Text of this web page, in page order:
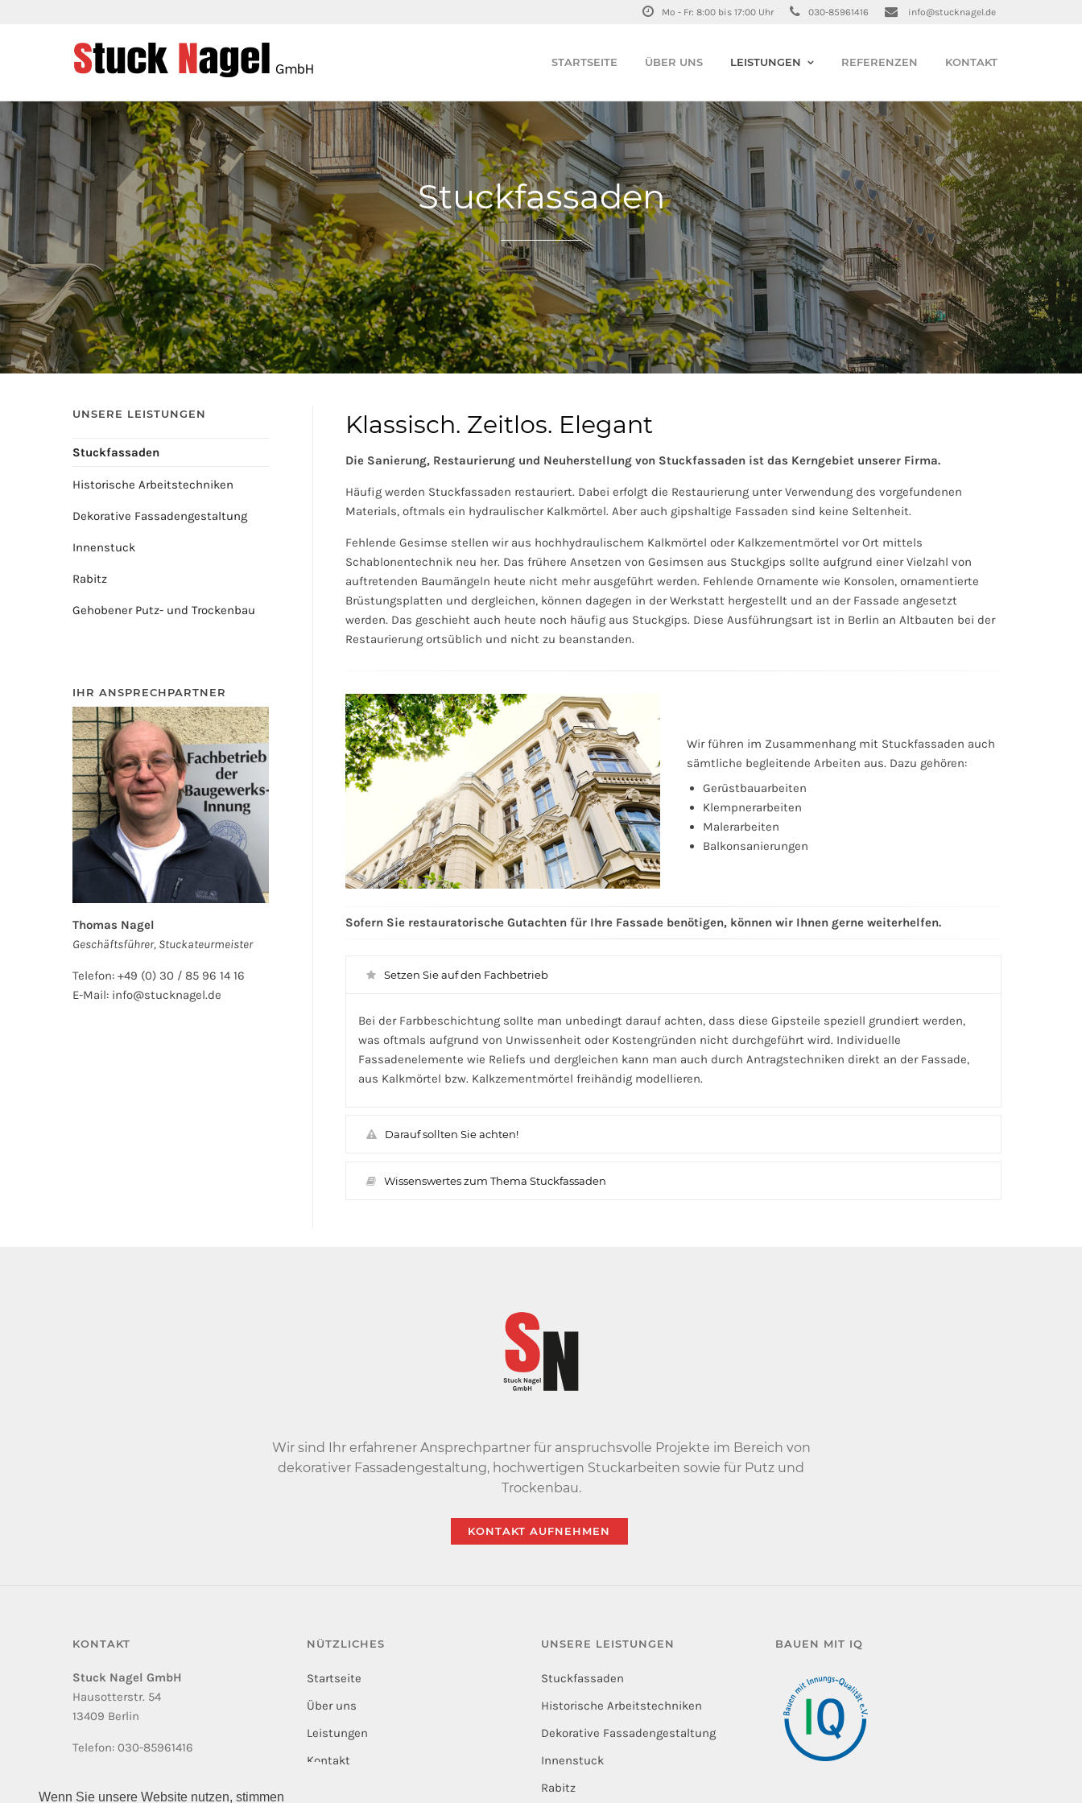
Wenn Sie unsere Website nutzen, stimmen
Mo - Fr: 8:00 bis 17:00 Uhr 030-85961416 info@stucknagel.de
STARTSEITE ÜBER UNS LEISTUNGEN REFERENZEN KONTAKT
Stuckfassaden
UNSERE LEISTUNGEN
Stuckfassaden
Historische Arbeitstechniken
Dekorative Fassadengestaltung
Innenstuck
Rabitz
Gehobener Putz- und Trockenbau
IHR ANSPRECHPARTNER
Thomas Nagel
Geschäftsführer, Stuckateurmeister
Telefon: +49 (0) 30 / 85 96 14 16
E-Mail: info@stucknagel.de
Klassisch. Zeitlos. Elegant
Die Sanierung, Restaurierung und Neuherstellung von Stuckfassaden ist das Kerngebiet unserer Firma.
Häufig werden Stuckfassaden restauriert. Dabei erfolgt die Restaurierung unter Verwendung des vorgefundenen
Materials, oftmals ein hydraulischer Kalkmörtel. Aber auch gipshaltige Fassaden sind keine Seltenheit.
Fehlende Gesimse stellen wir aus hochhydraulischem Kalkmörtel oder Kalkzementmörtel vor Ort mittels
Schablonentechnik neu her. Das frühere Ansetzen von Gesimsen aus Stuckgips sollte aufgrund einer Vielzahl von
auftretenden Baumängeln heute nicht mehr ausgeführt werden. Fehlende Ornamente wie Konsolen, ornamentierte
Brüstungsplatten und dergleichen, können dagegen in der Werkstatt hergestellt und an der Fassade angesetzt
werden. Das geschieht auch heute noch häufig aus Stuckgips. Diese Ausführungsart ist in Berlin an Altbauten bei der
Restaurierung ortsüblich und nicht zu beanstanden.
Wir führen im Zusammenhang mit Stuckfassaden auch
sämtliche begleitende Arbeiten aus. Dazu gehören:
Gerüstbauarbeiten
Klempnerarbeiten
Malerarbeiten
Balkonsanierungen
Sofern Sie restauratorische Gutachten für Ihre Fassade benötigen, können wir Ihnen gerne weiterhelfen.
Setzen Sie auf den Fachbetrieb
Bei der Farbbeschichtung sollte man unbedingt darauf achten, dass diese Gipsteile speziell grundiert werden,
was oftmals aufgrund von Unwissenheit oder Kostengründen nicht durchgeführt wird. Individuelle
Fassadenelemente wie Reliefs und dergleichen kann man auch durch Antragstechniken direkt an der Fassade,
aus Kalkmörtel bzw. Kalkzementmörtel freihändig modellieren.
Darauf sollten Sie achten!
Wissenswertes zum Thema Stuckfassaden
Wir sind Ihr erfahrener Ansprechpartner für anspruchsvolle Projekte im Bereich von
dekorativer Fassadengestaltung, hochwertigen Stuckarbeiten sowie für Putz und
Trockenbau.
KONTAKT AUFNEHMEN
KONTAKT
Stuck Nagel GmbH
Hausotterstr. 54
13409 Berlin
Telefon: 030-85961416
NÜTZLICHES
Startseite
Über uns
Leistungen
Kontakt
UNSERE LEISTUNGEN
Stuckfassaden
Historische Arbeitstechniken
Dekorative Fassadengestaltung
Innenstuck
Rabitz
BAUEN MIT IQ